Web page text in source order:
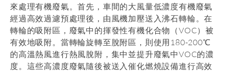
來處理有機廢氣。首先，車間的大風量低濃度有機廢氣
經過高效過濾預處理後，由風機加壓送入沸石轉輪。在
轉輪的吸附區，廢氣中的揮發性有機化合物（VOC）被
有效地吸附。當轉輪旋轉至脫附區，則使用180-200℃
的高溫熱風進行熱風脫附，集中並提升廢氣中VOC的濃
度。這些高濃度廢氣隨後被送入催化燃燒設備進行高效